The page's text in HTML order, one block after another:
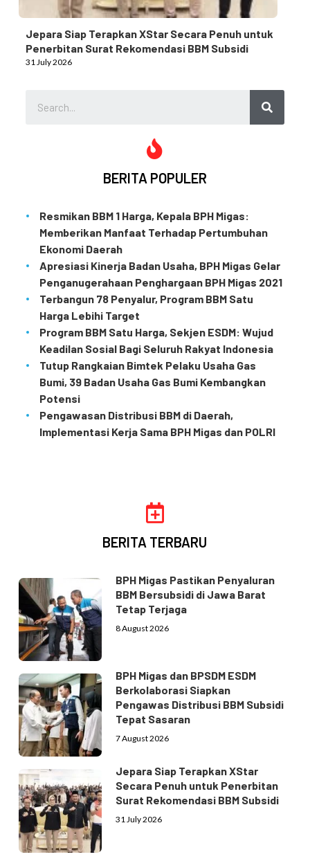
Jepara Siap Terapkan XStar Secara Penuh untuk
Penerbitan Surat Rekomendasi BBM Subsidi
31 July 2026
BERITA POPULER
Resmikan BBM 1 Harga, Kepala BPH Migas:
Memberikan Manfaat Terhadap Pertumbuhan
Ekonomi Daerah
Apresiasi Kinerja Badan Usaha, BPH Migas Gelar
Penganugerahaan Penghargaan BPH Migas 2021
Terbangun 78 Penyalur, Program BBM Satu
Harga Lebihi Target
Program BBM Satu Harga, Sekjen ESDM: Wujud
Keadilan Sosial Bagi Seluruh Rakyat Indonesia
Tutup Rangkaian Bimtek Pelaku Usaha Gas
Bumi, 39 Badan Usaha Gas Bumi Kembangkan
Potensi
Pengawasan Distribusi BBM di Daerah,
Implementasi Kerja Sama BPH Migas dan POLRI
BERITA TERBARU
BPH Migas Pastikan Penyaluran
BBM Bersubsidi di Jawa Barat
Tetap Terjaga
8 August 2026
BPH Migas dan BPSDM ESDM
Berkolaborasi Siapkan
Pengawas Distribusi BBM Subsidi
Tepat Sasaran
7 August 2026
Jepara Siap Terapkan XStar
Secara Penuh untuk Penerbitan
Surat Rekomendasi BBM Subsidi
31 July 2026